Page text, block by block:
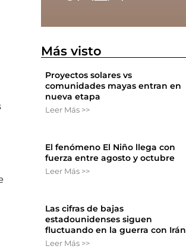
Más visto
Proyectos solares vs
comunidades mayas entran en
nueva etapa
Leer Más >>
El fenómeno El Niño llega con
fuerza entre agosto y octubre
Leer Más >>
Las cifras de bajas
estadounidenses siguen
fluctuando en la guerra con Irán
Leer Más >>